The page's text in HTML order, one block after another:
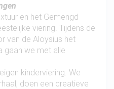
en het Gemengd
viering. Tijdens de
van de Aloysius het
gaan we met alle
kinderviering. We
doen een creatieve